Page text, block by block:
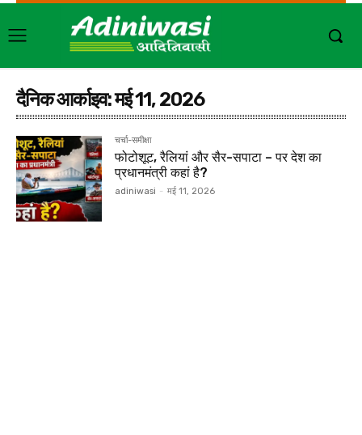
दैनिक आर्काइव: मई 11, 2026
चर्चा-समीक्षा
फोटोशूट, रैलियां और सैर-सपाटा – पर देश का
प्रधानमंत्री कहां है?
adiniwasi - मई 11, 2026